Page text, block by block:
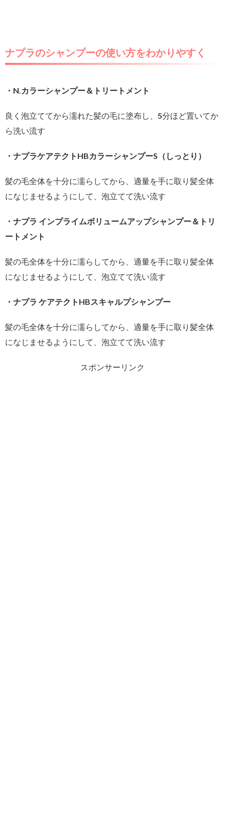
ナプラのシャンプーの使い方をわかりやすく
・N.カラーシャンプー＆トリートメント
良く泡立ててから濡れた髪の毛に塗布し、5分ほど置いてか
ら洗い流す
・ナプラケアテクトHBカラーシャンプーS（しっとり）
髪の毛全体を十分に濡らしてから、適量を手に取り髪全体
になじませるようにして、泡立てて洗い流す
・ナプラ インプライムボリュームアップシャンプー＆トリ
ートメント
髪の毛全体を十分に濡らしてから、適量を手に取り髪全体
になじませるようにして、泡立てて洗い流す
・ナプラ ケアテクトHBスキャルプシャンプー
髪の毛全体を十分に濡らしてから、適量を手に取り髪全体
になじませるようにして、泡立てて洗い流す
スポンサーリンク